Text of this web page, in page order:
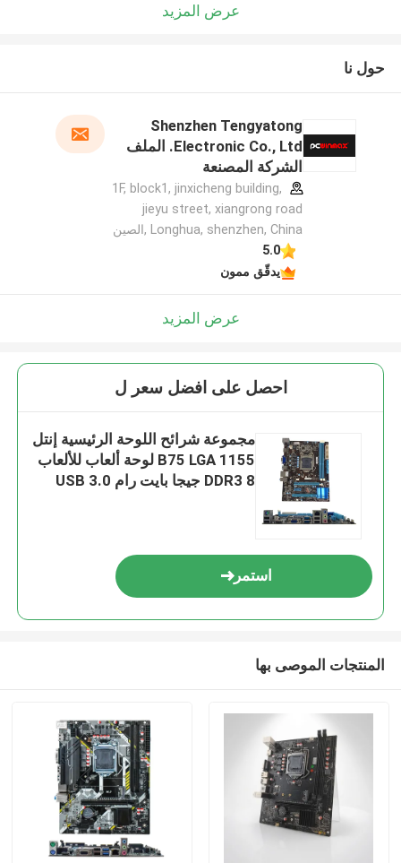
عرض المزيد
حول نا
Shenzhen Tengyatong
Electronic Co., Ltd. الملف
الشركة المصنعة
1F, block1, jinxicheng building,
jieyu street, xiangrong road
Longhua, shenzhen, China ,الصين
5.0
يدقّق ممون
عرض المزيد
احصل على افضل سعر ل
مجموعة شرائح اللوحة الرئيسية إنتل
B75 LGA 1155 لوحة ألعاب للألعاب
DDR3 8 جيجا بايت رام USB 3.0
استمر
المنتجات الموصى بها